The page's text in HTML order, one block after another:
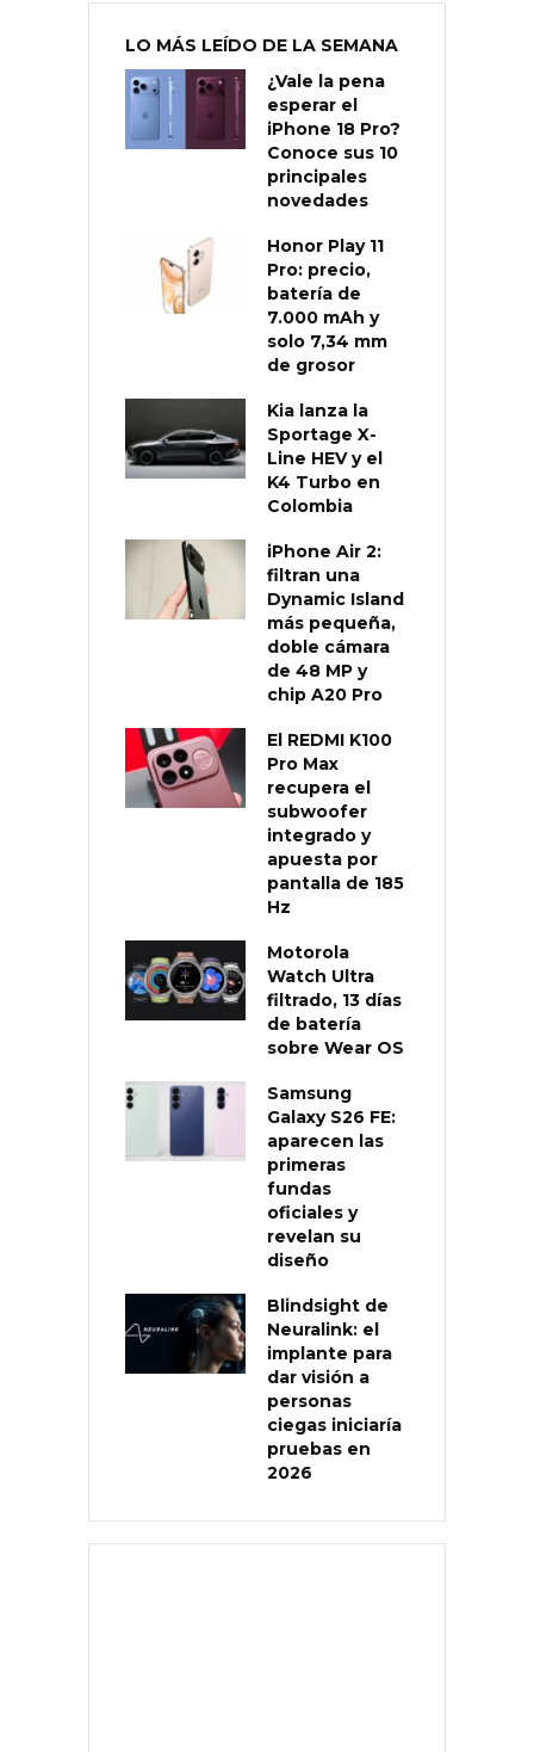
LO MÁS LEÍDO DE LA SEMANA
¿Vale la pena
esperar el
iPhone 18 Pro?
Conoce sus 10
principales
novedades
Honor Play 11
Pro: precio,
batería de
7.000 mAh y
solo 7,34 mm
de grosor
Kia lanza la
Sportage X-
Line HEV y el
K4 Turbo en
Colombia
iPhone Air 2:
filtran una
Dynamic Island
más pequeña,
doble cámara
de 48 MP y
chip A20 Pro
El REDMI K100
Pro Max
recupera el
subwoofer
integrado y
apuesta por
pantalla de 185
Hz
Motorola
Watch Ultra
filtrado, 13 días
de batería
sobre Wear OS
Samsung
Galaxy S26 FE:
aparecen las
primeras
fundas
oficiales y
revelan su
diseño
Blindsight de
Neuralink: el
implante para
dar visión a
personas
ciegas iniciaría
pruebas en
2026